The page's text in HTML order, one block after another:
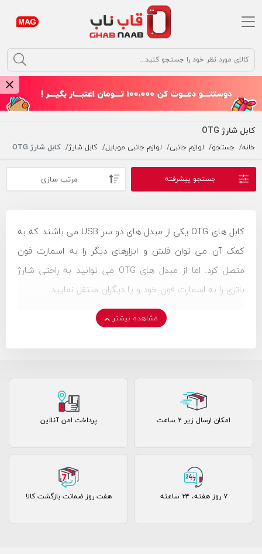
کابل شارژ OTG
خانه جستجو لوازم جانبی لوازم جانبی موبایل کابل شارژ کابل شارژ OTG
جستجو پیشرفته مرتب سازی
کابل های OTG یکی از مبدل های دو سر USB می باشند که به
کمک آن می توان فلش و ابزارهای دیگر را به اسمارت فون
متصل کرد. اما از مبدل های OTG می توانید به راحتی شارژ
باتری را به اسمارت فون خود و یا دیگران منتقل نمایید.
مشاهده بیشتر
امکان ارسال زیر 2 ساعت پرداخت امن آنلاین
۷ روز ﻫﻔﺘﻪ، ۲۴ ﺳﺎﻋﺘﻪ هفت روز ضمانت بازگشت کالا